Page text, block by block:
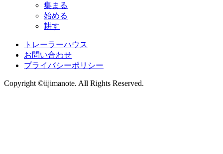
集まる
始める
耕す
トレーラーハウス
お問い合わせ
プライバシーポリシー
Copyright ©iijimanote. All Rights Reserved.